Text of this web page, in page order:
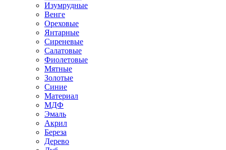
Изумрудные
Венге
Ореховые
Янтарные
Сиреневые
Салатовые
Фиолетовые
Мятные
Золотые
Синие
Материал
МДФ
Эмаль
Акрил
Береза
Дерево